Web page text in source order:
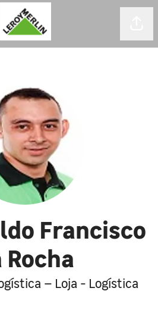
Francisco
Rocha
– Loja - Logística